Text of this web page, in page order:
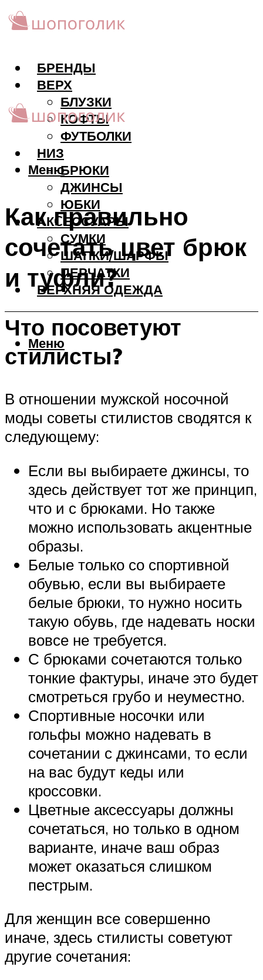
БРЕНДЫ
ВЕРХ
БЛУЗКИ
КОФТЫ
ФУТБОЛКИ
НИЗ
БРЮКИ
ДЖИНСЫ
ЮБКИ
АКCЕССУАРЫ
СУМКИ
ШАПКИ/ШАРФЫ
ПЕРЧАТКИ
ВЕРХНЯЯ ОДЕЖДА
Меню
Меню
Как правильно
сочетать цвет брюк
и туфли?
Что посоветуют
стилисты?
В отношении мужской носочной
моды советы стилистов сводятся к
следующему:
Если вы выбираете джинсы, то
здесь действует тот же принцип,
что и с брюками. Но также
можно использовать акцентные
образы.
Белые только со спортивной
обувью, если вы выбираете
белые брюки, то нужно носить
такую обувь, где надевать носки
вовсе не требуется.
С брюками сочетаются только
тонкие фактуры, иначе это будет
смотреться грубо и неуместно.
Спортивные носочки или
гольфы можно надевать в
сочетании с джинсами, то если
на вас будут кеды или
кроссовки.
Цветные аксессуары должны
сочетаться, но только в одном
варианте, иначе ваш образ
может оказаться слишком
пестрым.
Для женщин все совершенно
иначе, здесь стилисты советуют
другие сочетания: